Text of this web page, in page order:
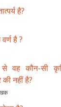
है?
है ?
से वह कौन-सी
की नहीं है?